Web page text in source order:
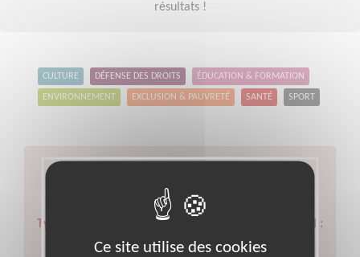
résultats !
CULTURE DÉFENSE DES DROITS ÉDUCATION & FORMATION
ENVIRONNEMENT EXCLUSION & PAUVRETÉ SANTÉ SPORT
Aucun résultat pour votre
recherche
Type d'action : Secourisme, Santé, Soins
Code postal :
38Ville : Voiron
Ce site utilise des cookies